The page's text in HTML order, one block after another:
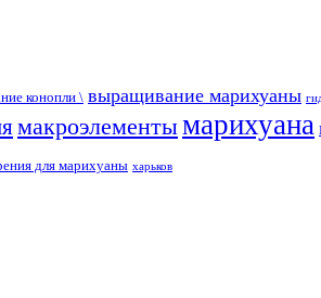
конопли \ выращивание марихуаны
макроэлементымарихуана
для марихуаны харьков